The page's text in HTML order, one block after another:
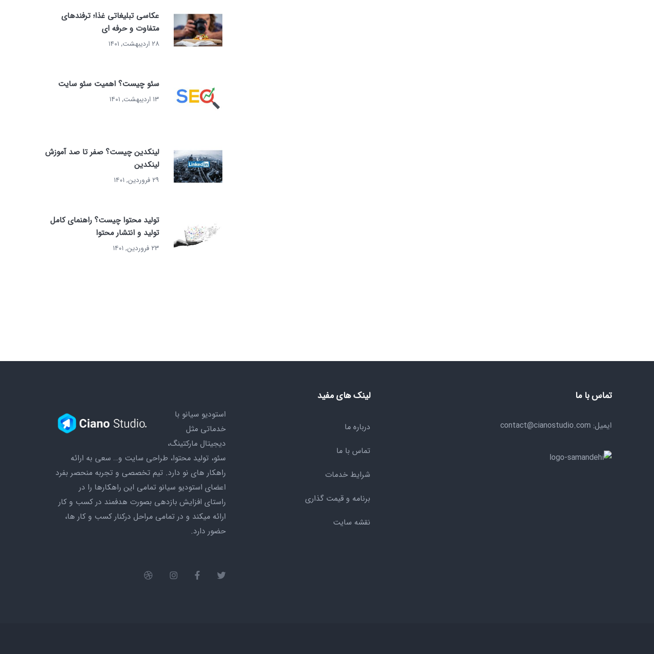
عکاسی تبلیغاتی غذا؛ ترفندهای
متفاوت و حرفه ای
۲۸ اردیبهشت, ۱۴۰۱
سئو چیست؟ اهمیت سئو سایت
۱۳ اردیبهشت, ۱۴۰۱
لینکدین چیست؟ صفر تا صد آموزش
لینکدین
۲۹ فروردین, ۱۴۰۱
تولید محتوا چیست؟ راهنمای کامل
تولید و انتشار محتوا
۲۳ فروردین, ۱۴۰۱
تماس با ما
ایمیل: contact@cianostudio.com
لینک های مفید
درباره ما
تماس با ما
شرایط خدمات
برنامه و قیمت گذاری
نقشه سایت
استودیو سیانو با
خدماتی مثل
دیجیتال مارکتینگ،
سئو،‌ تولید محتوا، طراحی سایت و… سعی به ارائه
راهکار های نو دارد. تیم تخصصی و تجربه منحصر بفرد
اعضای استودیو سیانو تمامی این راهکارها را در
راستای افزایش بازدهی بصورت هدفمند در کسب و کار
ارائه میکند و در تمامی مراحل درکنار کسب و کار ها،
حضور دارد.